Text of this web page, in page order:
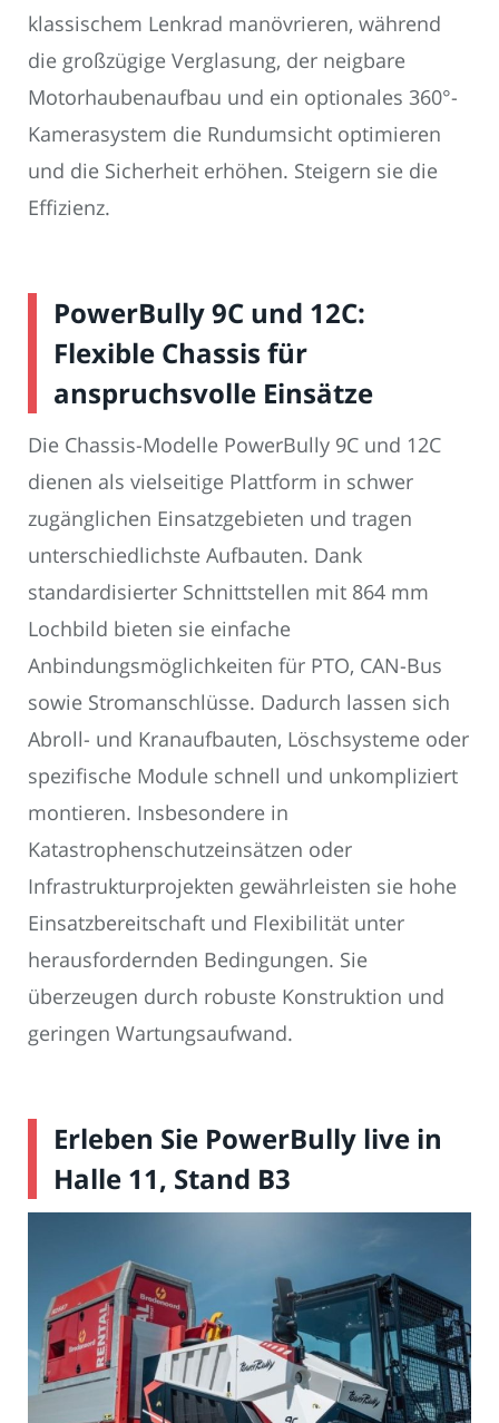
klassischem Lenkrad manövrieren, während
die großzügige Verglasung, der neigbare
Motorhaubenaufbau und ein optionales 360°-
Kamerasystem die Rundumsicht optimieren
und die Sicherheit erhöhen. Steigern sie die
Effizienz.
PowerBully 9C und 12C:
Flexible Chassis für
anspruchsvolle Einsätze
Die Chassis-Modelle PowerBully 9C und 12C
dienen als vielseitige Plattform in schwer
zugänglichen Einsatzgebieten und tragen
unterschiedlichste Aufbauten. Dank
standardisierter Schnittstellen mit 864 mm
Lochbild bieten sie einfache
Anbindungsmöglichkeiten für PTO, CAN-Bus
sowie Stromanschlüsse. Dadurch lassen sich
Abroll- und Kranaufbauten, Löschsysteme oder
spezifische Module schnell und unkompliziert
montieren. Insbesondere in
Katastrophenschutzeinsätzen oder
Infrastrukturprojekten gewährleisten sie hohe
Einsatzbereitschaft und Flexibilität unter
herausfordernden Bedingungen. Sie
überzeugen durch robuste Konstruktion und
geringen Wartungsaufwand.
Erleben Sie PowerBully live in
Halle 11, Stand B3